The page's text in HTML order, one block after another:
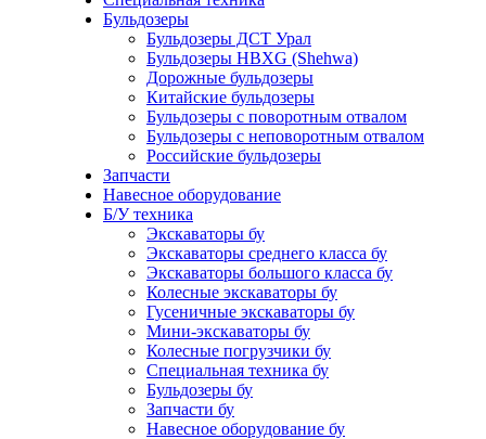
Бульдозеры
Бульдозеры ДСТ Урал
Бульдозеры HBXG (Shehwa)
Дорожные бульдозеры
Китайские бульдозеры
Бульдозеры с поворотным отвалом
Бульдозеры с неповоротным отвалом
Российские бульдозеры
Запчасти
Навесное оборудование
Б/У техника
Экскаваторы бу
Экскаваторы среднего класса бу
Экскаваторы большого класса бу
Колесные экскаваторы бу
Гусеничные экскаваторы бу
Мини-экскаваторы бу
Колесные погрузчики бу
Специальная техника бу
Бульдозеры бу
Запчасти бу
Навесное оборудование бу